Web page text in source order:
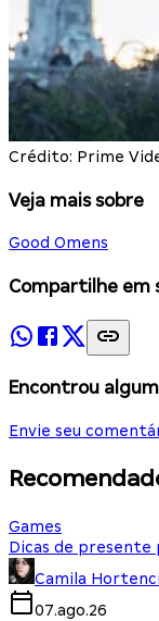
Crédito: Prime
Veja mais sobre
Good Omens
Compartilhe em
Encontrou
Envie seu
Games
Dicas de presente
Camila
07.ago.26